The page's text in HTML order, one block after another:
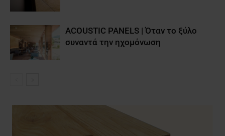
ACOUSTIC PANELS | Όταν το ξύλο
συναντά την ηχομόνωση